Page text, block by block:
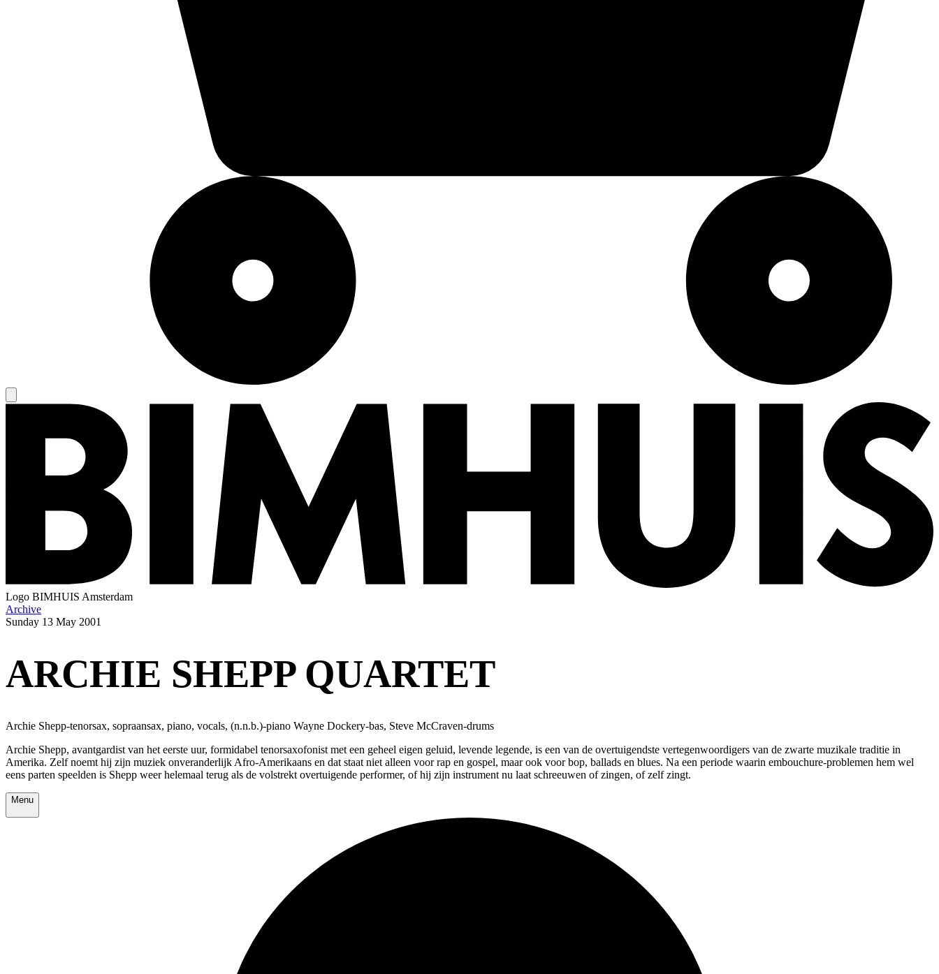
Logo BIMHUIS Amsterdam
Archive
Sunday 13 May 2001
ARCHIE SHEPP QUARTET
Archie Shepp-tenorsax, sopraansax, piano, vocals, (n.n.b.)-piano Wayne Dockery-bas, Steve McCraven-drums
Archie Shepp, avantgardist van het eerste uur, formidabel tenorsaxofonist met een geheel eigen geluid, levende legende, is een van de overtuigendste vertegenwoordigers van de zwarte muzikale traditie in
Amerika. Zelf noemt hij zijn muziek onveranderlijk Afro-Amerikaans en dat staat niet alleen voor rap en gospel, maar ook voor bop, ballads en blues. Na een periode waarin embouchure-problemen hem wel
eens parten speelden is Shepp weer helemaal terug als de volstrekt overtuigende performer, of hij zijn instrument nu laat schreeuwen of zingen, of zelf zingt.
Menu